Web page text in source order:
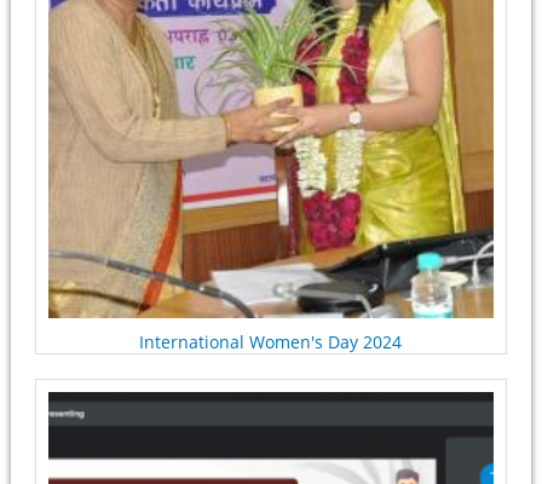
International Women's Day 2024